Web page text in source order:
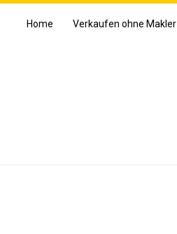
Home Verkaufen ohne Makler